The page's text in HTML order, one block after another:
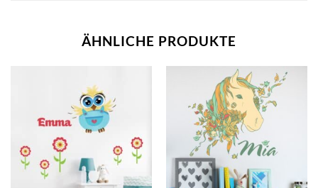
ÄHNLICHE PRODUKTE